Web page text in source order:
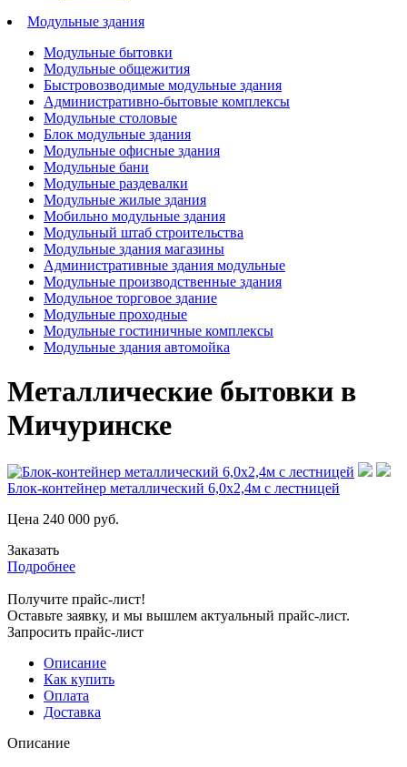
Модульные здания
Модульные бытовки
Модульные общежития
Быстровозводимые модульные здания
Административно-бытовые комплексы
Модульные столовые
Блок модульные здания
Модульные офисные здания
Модульные бани
Модульные раздевалки
Модульные жилые здания
Мобильно модульные здания
Модульный штаб строительства
Модульные здания магазины
Административные здания модульные
Модульные производственные здания
Модульное торговое здание
Модульные проходные
Модульные гостиничные комплексы
Модульные здания автомойка
Металлические бытовки в
Мичуринске
Блок-контейнер металлический 6,0х2,4м с лестницей
Цена 240 000 руб.
Заказать
Подробнее
Получите прайс-лист!
Оставьте заявку, и мы вышлем актуальный прайс-лист.
Запросить прайс-лист
Описание
Как купить
Оплата
Доставка
Описание